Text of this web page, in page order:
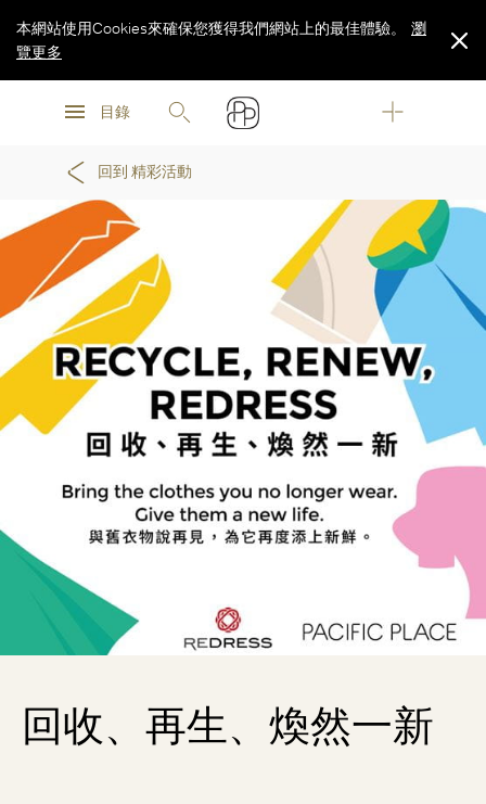
瀏
目錄
本網站使用Cookies來確保您獲得我們網站上的最佳體驗。
瀏
覽更多
回到 精彩活動
回收、再生、煥然一新